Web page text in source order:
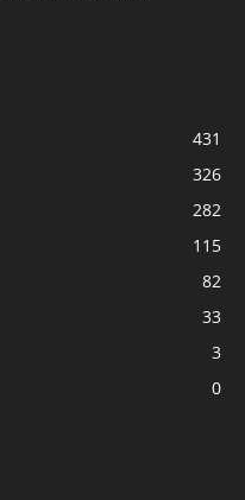
431
326
282
115
82
33
3
0